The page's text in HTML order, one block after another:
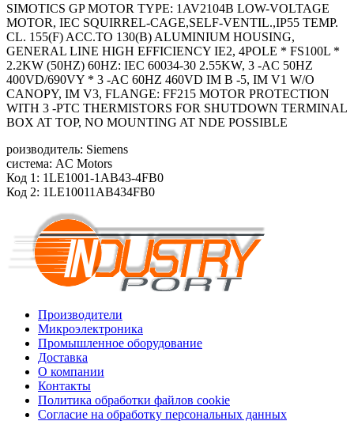
SIMOTICS GP MOTOR TYPE: 1AV2104B LOW-VOLTAGE
MOTOR, IEC SQUIRREL-CAGE,SELF-VENTIL.,IP55 TEMP.
CL. 155(F) ACC.TO 130(B) ALUMINIUM HOUSING,
GENERAL LINE HIGH EFFICIENCY IE2, 4POLE * FS100L *
2.2KW (50HZ) 60HZ: IEC 60034-30 2.55KW, 3 -AC 50HZ
400VD/690VY * 3 -AC 60HZ 460VD IM B -5, IM V1 W/O
CANOPY, IM V3, FLANGE: FF215 MOTOR PROTECTION
WITH 3 -PTC THERMISTORS FOR SHUTDOWN TERMINAL
BOX AT TOP, NO MOUNTING AT NDE POSSIBLE
роизводитель: Siemens
система: AC Motors
Код 1: 1LE1001-1AB43-4FB0
Код 2: 1LE10011AB434FB0
Производители
Микроэлектроника
Промышленное оборудование
Доставка
О компании
Контакты
Политика обработки файлов cookie
Согласие на обработку персональных данных